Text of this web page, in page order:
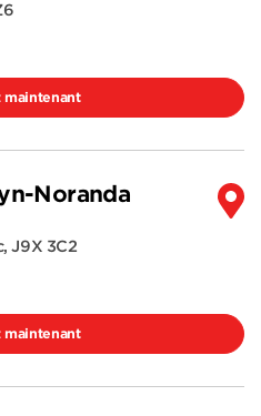
maintenant
Noranda
,J9X 3C2
maintenant